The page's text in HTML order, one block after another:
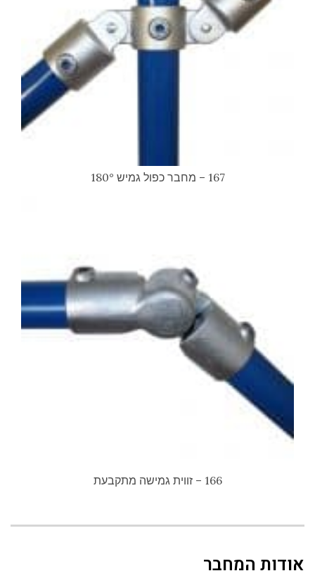
167 – מחבר כפול גמיש 180°
166 – זווית גמישה מתקבעת
אודות המחבר